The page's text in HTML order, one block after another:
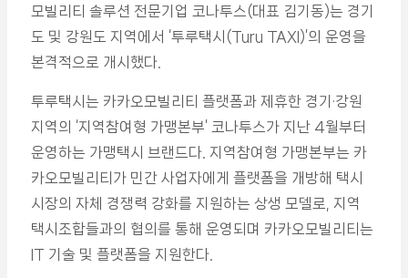
모빌리티 솔루션 전문기업 코나투스(대표 김기동)는 경기
도 및 강원도 지역에서 ‘투루택시(Turu TAXI)’의 운영을
본격적으로 개시했다.
투루택시는 카카오모빌리티 플랫폼과 제휴한 경기·강원
지역의 ‘지역참여형 가맹본부’ 코나투스가 지난 4월부터
운영하는 가맹택시 브랜드다. 지역참여형 가맹본부는 카
카오모빌리티가 민간 사업자에게 플랫폼을 개방해 택시
시장의 자체 경쟁력 강화를 지원하는 상생 모델로, 지역
택시조합들과의 협의를 통해 운영되며 카카오모빌리티는
IT 기술 및 플랫폼을 지원한다.